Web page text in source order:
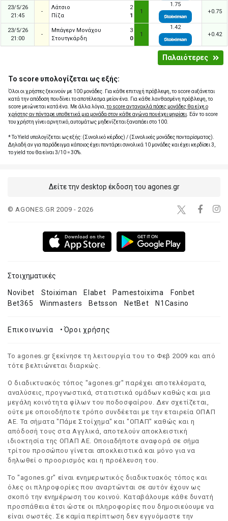
23/5/26
21:45
-
Λάτσιο
2
Πίζα
1
1
1.75
+0.75
23/5/26
21:00
-
Μπάγερν Μονάχου
3
Στουτγκάρδη
0
1
1.42
+0.42
Παλαιότερες
Το score υπολογίζεται ως εξής:
Όλοι οι χρήστες ξεκινούν με 100 μονάδες. Για κάθε επιτυχή πρόβλεψη, το score αυξάνεται
κατά την απόδοση που δίνει το αποτέλεσμα μείον ένα. Για κάθε λανθασμένη πρόβλεψη, το
score μειώνεται κατά ένα. Με άλλα λόγια, το score αντανακλά πόσες μονάδες θα είχε ο
χρήστης αν πόνταρε υποθετικά μια μονάδα στον κάθε αγώνα που έχει ψηφίσει . Εάν το score
του χρήστη γίνει αρνητικό, αυτομάτως μηδενίζεται ξαναπάει στο 100.
* Το Yield υπολογίζεται ως εξής: (Συνολικό κέρδος) / (Συνολικές μονάδες πονταρίσματος).
Δηλαδή αν για παράδειγμα κάποιος έχει ποντάρει συνολικά 10 μονάδες και έχει κερδίσει 3,
το yield του θα είναι 3/10 = 30%.
Δείτε την desktop έκδοση του agones.gr
© AGONES.GR 2009 - 2026
Στοιχηματικές
Novibet Stoiximan Elabet Pamestoixima
Fonbet
Bet365
Winmasters Betsson NetBet N1Casino
Επικοινωνία •Όροι χρήσης
Το agones.gr ξεκίνησε τη λειτουργία του το Φεβ 2009 και από
τότε βελτιώνεται διαρκώς.
Ο διαδικτυακός τόπος "agones.gr" παρέχει αποτελέσματα,
αναλύσεις, προγνωστικά, στατιστικά ομάδων καθώς και μια
μεγάλη κοινότητα φίλων του ποδοσφαίρου. Δεν σχετίζεται,
ούτε με οποιοδήποτε τρόπο συνδέεται με την εταιρεία ΟΠΑΠ
ΑΕ. Τα σήματα "Πάμε Στοίχημα" και "ΟΠΑΠ" καθώς και η
απόδοσή τους στα Αγγλικά, αποτελούν αποκλειστική
ιδιοκτησία της ΟΠΑΠ ΑΕ. Οποιαδήποτε αναφορά σε σήμα
τρίτου προσώπου γίνεται αποκλειστικά και μόνο για να
δηλωθεί ο προορισμός και η προέλευση του.
Το "agones.gr" είναι ενημερωτικός διαδικτυακός τόπος και
όλες οι πληροφορίες που αναρτώνται σε αυτόν έχουν ως
σκοπό την ενημέρωση του κοινού. Καταβάλουμε κάθε δυνατή
προσπάθεια έτσι ώστε οι πληροφορίες που δημοσιεύουμε να
είναι σωστές. Σε καμία περίπτωση δεν εγγυόμαστε την